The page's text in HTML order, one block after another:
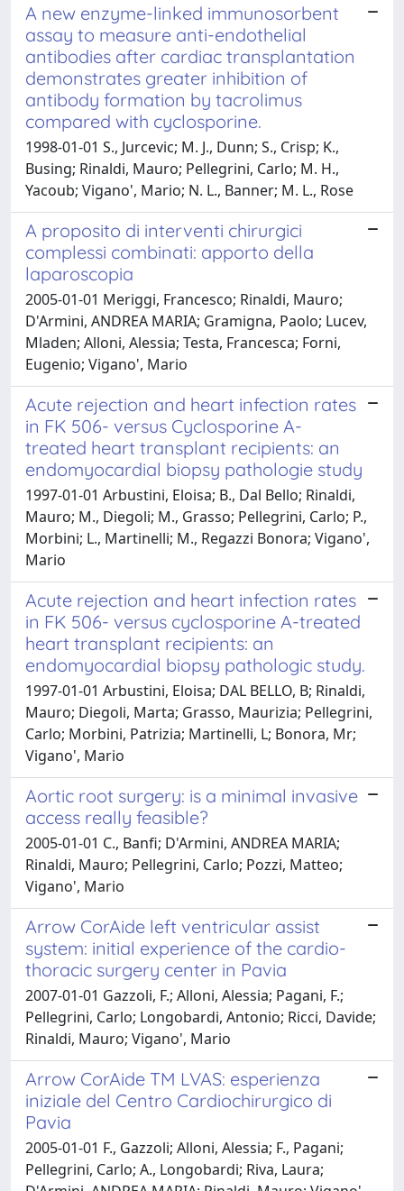
A new enzyme-linked immunosorbent
assay to measure anti-endothelial
antibodies after cardiac transplantation
demonstrates greater inhibition of
antibody formation by tacrolimus
compared with cyclosporine.
1998-01-01 S., Jurcevic; M. J., Dunn; S., Crisp; K.,
Busing; Rinaldi, Mauro; Pellegrini, Carlo; M. H.,
Yacoub; Vigano', Mario; N. L., Banner; M. L., Rose
A proposito di interventi chirurgici
complessi combinati: apporto della
laparoscopia
2005-01-01 Meriggi, Francesco; Rinaldi, Mauro;
D'Armini, ANDREA MARIA; Gramigna, Paolo; Lucev,
Mladen; Alloni, Alessia; Testa, Francesca; Forni,
Eugenio; Vigano', Mario
Acute rejection and heart infection rates
in FK 506- versus Cyclosporine A-
treated heart transplant recipients: an
endomyocardial biopsy pathologie study
1997-01-01 Arbustini, Eloisa; B., Dal Bello; Rinaldi,
Mauro; M., Diegoli; M., Grasso; Pellegrini, Carlo; P.,
Morbini; L., Martinelli; M., Regazzi Bonora; Vigano',
Mario
Acute rejection and heart infection rates
in FK 506- versus cyclosporine A-treated
heart transplant recipients: an
endomyocardial biopsy pathologic study.
1997-01-01 Arbustini, Eloisa; DAL BELLO, B; Rinaldi,
Mauro; Diegoli, Marta; Grasso, Maurizia; Pellegrini,
Carlo; Morbini, Patrizia; Martinelli, L; Bonora, Mr;
Vigano', Mario
Aortic root surgery: is a minimal invasive
access really feasible?
2005-01-01 C., Banfi; D'Armini, ANDREA MARIA;
Rinaldi, Mauro; Pellegrini, Carlo; Pozzi, Matteo;
Vigano', Mario
Arrow CorAide left ventricular assist
system: initial experience of the cardio-
thoracic surgery center in Pavia
2007-01-01 Gazzoli, F.; Alloni, Alessia; Pagani, F.;
Pellegrini, Carlo; Longobardi, Antonio; Ricci, Davide;
Rinaldi, Mauro; Vigano', Mario
Arrow CorAide TM LVAS: esperienza
iniziale del Centro Cardiochirurgico di
Pavia
2005-01-01 F., Gazzoli; Alloni, Alessia; F., Pagani;
Pellegrini, Carlo; A., Longobardi; Riva, Laura;